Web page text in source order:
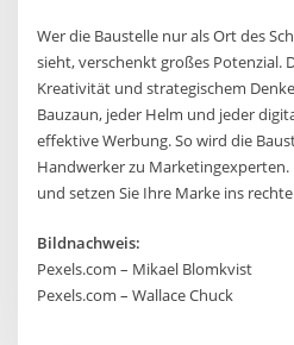
Wer die Baustelle nur als Ort des
sieht, verschenkt großes Potenzial.
Kreativität und strategischem
Bauzaun, jeder Helm und jeder
effektive Werbung. So wird die
Handwerker zu Marketingexperten.
und setzen Sie Ihre Marke ins
Bildnachweis:
Pexels.com – Mikael Blomkvist
Pexels.com – Wallace Chuck